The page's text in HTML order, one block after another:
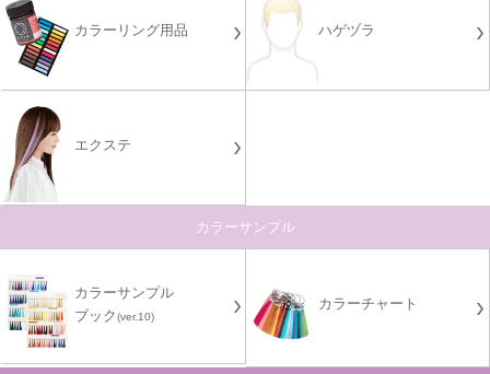
カラーリング用品 ハゲヅラ
エクステ
カラーサンプル
カラーサンプル
ブック(ver.10)
カラーチャート